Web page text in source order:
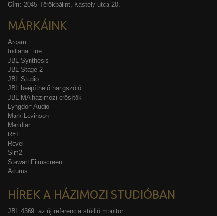
Cím: 2045 Törökbálint, Kastély utca 20.
MÁRKÁINK
Arcam
Indiana Line
JBL Synthesis
JBL Stage 2
JBL Studio
JBL beépíthető hangszóró
JBL MA házimozi erősítők
Lyngdorf Audio
Mark Levinson
Meridian
REL
Revel
Sim2
Stewart Filmscreen
Acurus
HÍREK A HÁZIMOZI STUDIÓBAN
JBL 4369: az új referencia stúdió monitor